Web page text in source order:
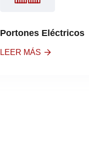
Portones Eléctricos
LEER MÁS